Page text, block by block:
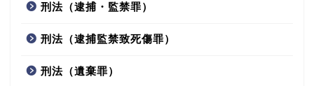
刑法（逮捕・監禁罪）
刑法（逮捕監禁致死傷罪）
刑法（遺棄罪）